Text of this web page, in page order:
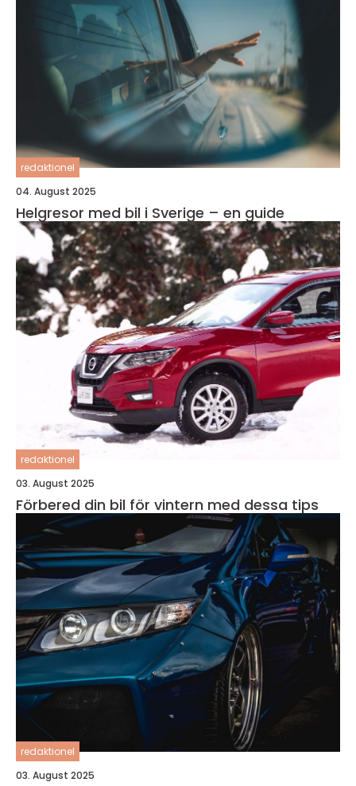
redaktionel
04. August 2025
Helgresor med bil i Sverige – en guide
redaktionel
03. August 2025
Förbered din bil för vintern med dessa tips
redaktionel
03. August 2025